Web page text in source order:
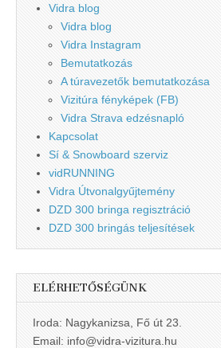
Vidra blog
Vidra blog
Vidra Instagram
Bemutatkozás
A túravezetők bemutatkozása
Vizitúra fényképek (FB)
Vidra Strava edzésnapló
Kapcsolat
Sí & Snowboard szerviz
vidRUNNING
Vidra Útvonalgyűjtemény
DZD 300 bringa regisztráció
DZD 300 bringás teljesítések
ELÉRHETŐSÉGÜNK
Iroda: Nagykanizsa, Fő út 23.
Email: info@vidra-vizitura.hu